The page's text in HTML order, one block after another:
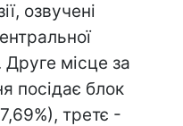
озвучені
Друге місце за
посідає блок
третє -